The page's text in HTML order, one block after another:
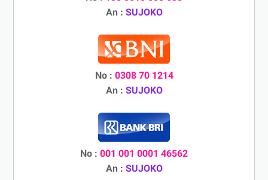
An : SUJOKO
No : 0308 70 1214
An : SUJOKO
No : 001 001 0001 46562
An : SUJOKO